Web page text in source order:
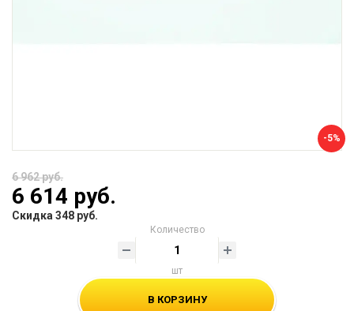
-5%
6 962 руб.
6 614 руб.
Скидка 348 руб.
Количество
шт
В КОРЗИНУ